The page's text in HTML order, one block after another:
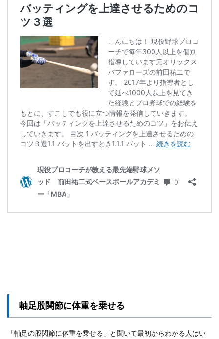
軸足股関節に体重を乗せる
「軸足の股関節に体重を乗せる」と聞いて最初からわかる人はい